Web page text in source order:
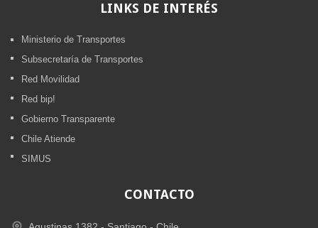
LINKS DE INTERÉS
Ministerio de Transportes
Subsecretaría de Transportes
Red Movilidad
Red bip!
Gobierno Transparente
Chile Atiende
SIMUS
CONTACTO